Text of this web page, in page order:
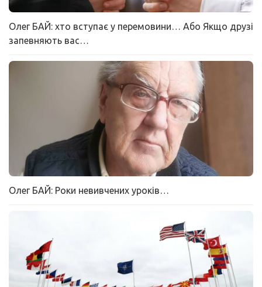
Олег БАЙ: хто вступає у перемовини… Або Якщо друзі
запевняють вас…
Олег БАЙ: Роки невивчених уроків…